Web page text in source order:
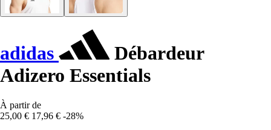
adidas
Débardeur
Adizero Essentials
À partir de
25,00 € 17,96 € -28%